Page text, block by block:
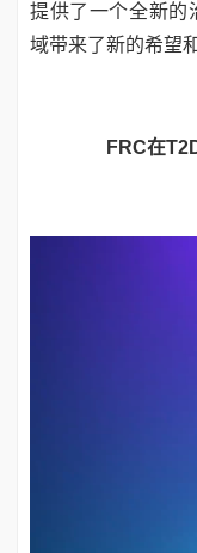
提供了一个全新的
域带来了新的希望
FRC在